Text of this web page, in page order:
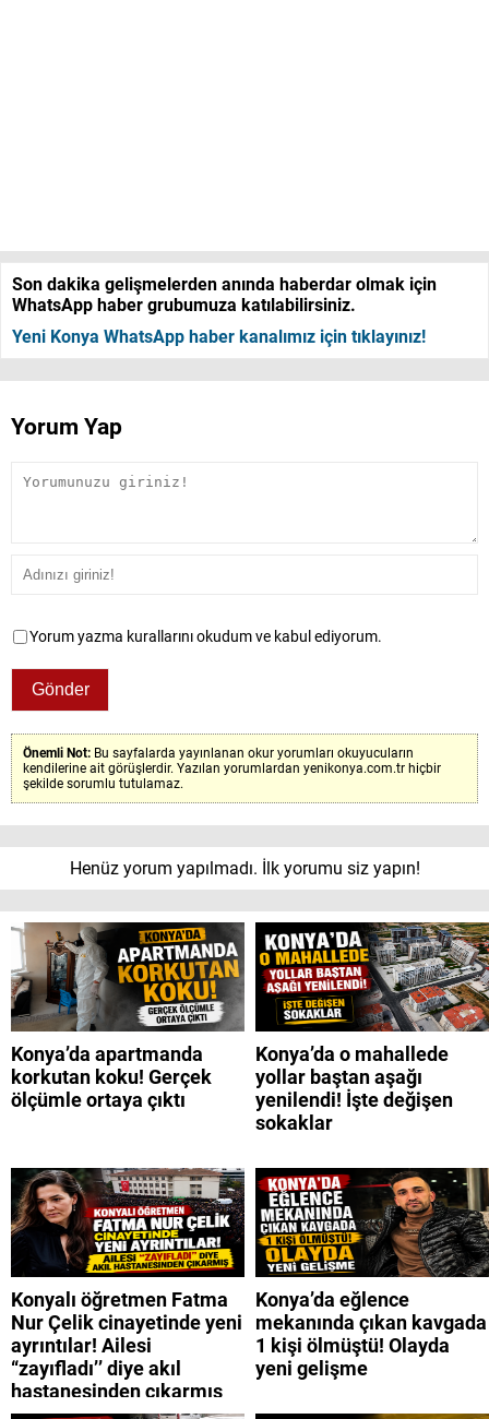
Son dakika gelişmelerden anında haberdar olmak için
WhatsApp haber grubumuza katılabilirsiniz.
Yeni Konya WhatsApp haber kanalımız için tıklayınız!
Yorum Yap
Yorum yazma kurallarını okudum ve kabul ediyorum.
Önemli Not: Bu sayfalarda yayınlanan okur yorumları okuyucuların
kendilerine ait görüşlerdir. Yazılan yorumlardan yenikonya.com.tr hiçbir
şekilde sorumlu tutulamaz.
Henüz yorum yapılmadı. İlk yorumu siz yapın!
Konya’da apartmanda
korkutan koku! Gerçek
ölçümle ortaya çıktı
Konya’da o mahallede
yollar baştan aşağı
yenilendi! İşte değişen
sokaklar
Konyalı öğretmen Fatma
Nur Çelik cinayetinde yeni
ayrıntılar! Ailesi
“zayıfladı’’ diye akıl
hastanesinden çıkarmış
Konya’da eğlence
mekanında çıkan kavgada
1 kişi ölmüştü! Olayda
yeni gelişme